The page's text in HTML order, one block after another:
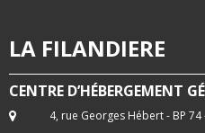
LA FILANDIERE
CENTRE D’HÉBERGEMENT
4, rue Georges Hébert - BP